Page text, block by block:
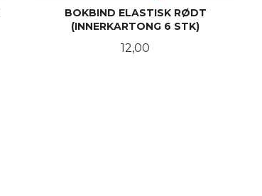
BOKBIND ELASTISK RØDT
(INNERKARTONG 6 STK)
Pris
12,00